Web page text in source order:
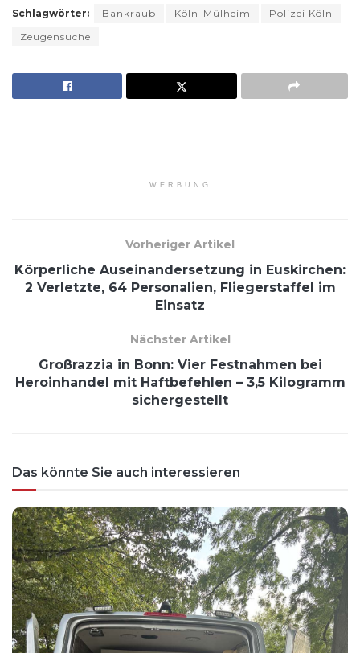
Schlagwörter: Bankraub Köln-Mülheim
Polizei Köln
Zeugensuche
WERBUNG
Vorheriger Artikel
Körperliche Auseinandersetzung in Euskirchen:
2 Verletzte, 64 Personalien, Fliegerstaffel im
Einsatz
Nächster Artikel
Großrazzia in Bonn: Vier Festnahmen bei
Heroinhandel mit Haftbefehlen – 3,5 Kilogramm
sichergestellt
Das könnte Sie auch interessieren